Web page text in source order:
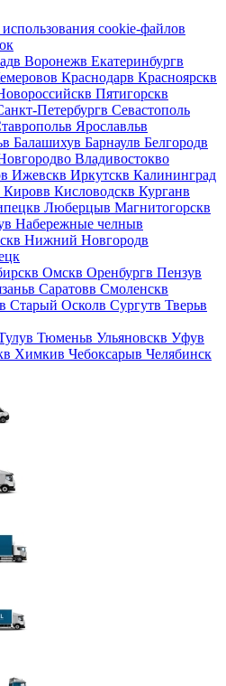
cookie-файлов
в Воронежв Екатеринбургв
в Краснодарв Красноярскв
в Пятигорскв
Петербургв Севастополь
в Ярославльв
в Балашихув Барнаулв Белгородв
во Владивостокво
в Ижевскв Иркутскв Калининград
Кировв Кисловодскв Курганв
в Люберцыв Магнитогорскв
в Набережные челныв
в Нижний Новгородв
в Омскв Оренбургв Пензув
в Саратовв Смоленскв
в Старый Осколв Сургутв Тверьв
в Тюменьв Ульяновскв Уфув
в Химкив Чебоксарыв Челябинск